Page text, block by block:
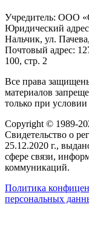
Учредитель: ООО
Юридический
Нальчик, ул.
Почтовый адрес:
100, стр. 2
Все права
материалов
только при
Copyright © 1989-
Свидетельство о
25.12.2020 г.,
сфере связи,
коммуникаций.
Политика
персональных